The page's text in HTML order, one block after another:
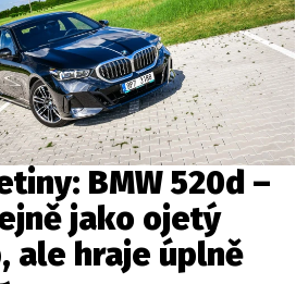
BMW 520d –
jako ojetý
ale hraje úplně